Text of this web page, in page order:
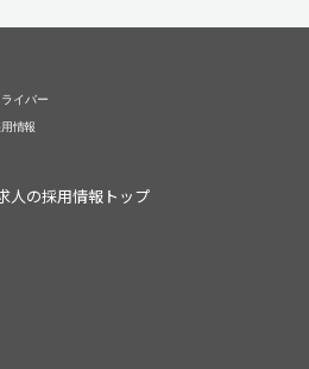
人の採用情報トップ